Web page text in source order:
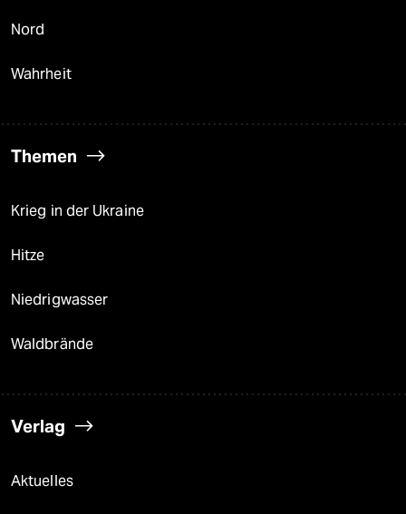
Nord
Wahrheit
Themen
Krieg in der Ukraine
Hitze
Niedrigwasser
Waldbrände
Verlag
Aktuelles